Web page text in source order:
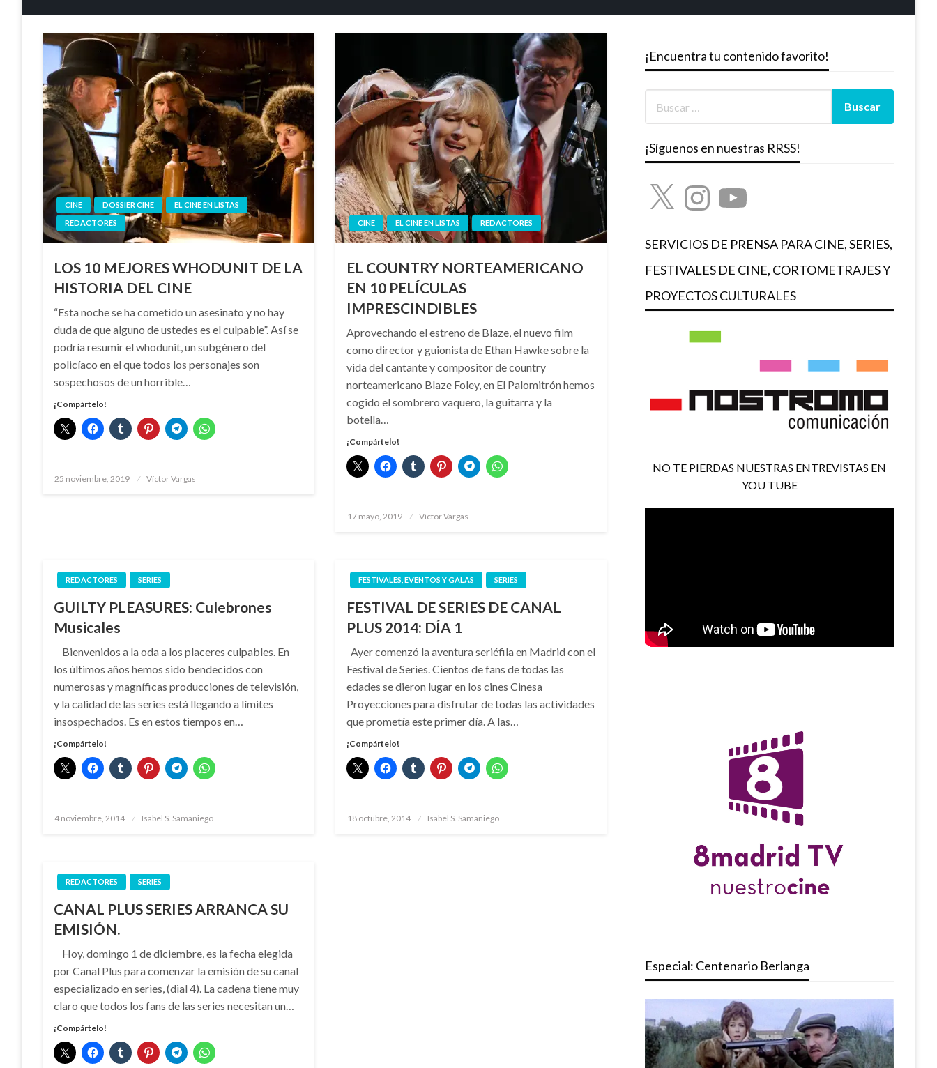
CINE DOSSIER CINE
EL CINE EN LISTAS
REDACTORES
LOS 10 MEJORES WHODUNIT DE LA
HISTORIA DEL CINE
“Esta noche se ha cometido un asesinato y no hay
duda de que alguno de ustedes es el culpable”. Así se
podría resumir el whodunit, un subgénero del
policíaco en el que todos los personajes son
sospechosos de un horrible…
¡Compártelo!
Publicado
25 noviembre, 2019 Víctor Vargas
CINE EL CINE EN LISTAS REDACTORES
EL COUNTRY NORTEAMERICANO
EN 10 PELÍCULAS
IMPRESCINDIBLES
Aprovechando el estreno de Blaze, el nuevo film
como director y guionista de Ethan Hawke sobre la
vida del cantante y compositor de country
norteamericano Blaze Foley, en El Palomitrón hemos
cogido el sombrero vaquero, la guitarra y la
botella…
¡Compártelo!
Publicado
17 mayo, 2019 Víctor Vargas
REDACTORES SERIES
GUILTY PLEASURES: Culebrones
Musicales
Bienvenidos a la oda a los placeres culpables. En
los últimos años hemos sido bendecidos con
numerosas y magníficas producciones de televisión,
y la calidad de las series está llegando a límites
insospechados. Es en estos tiempos en…
¡Compártelo!
Publicado
4 noviembre, 2014 Isabel S. Samaniego
FESTIVALES, EVENTOS Y GALAS SERIES
FESTIVAL DE SERIES DE CANAL
PLUS 2014: DÍA 1
Ayer comenzó la aventura seriéfila en Madrid con el
Festival de Series. Cientos de fans de todas las
edades se dieron lugar en los cines Cinesa
Proyecciones para disfrutar de todas las actividades
que prometía este primer día. A las…
¡Compártelo!
Publicado
18 octubre, 2014 Isabel S. Samaniego
REDACTORES SERIES
CANAL PLUS SERIES ARRANCA SU
EMISIÓN.
Hoy, domingo 1 de diciembre, es la fecha elegida
por Canal Plus para comenzar la emisión de su canal
especializado en series, (dial 4). La cadena tiene muy
claro que todos los fans de las series necesitan un…
¡Compártelo!
¡Encuentra tu contenido favorito!
¡Síguenos en nuestras RRSS!
X InstagramYouTube
SERVICIOS DE PRENSA PARA CINE, SERIES,
FESTIVALES DE CINE, CORTOMETRAJES Y
PROYECTOS CULTURALES
NO TE PIERDAS NUESTRAS ENTREVISTAS EN
YOU TUBE
Especial: Centenario Berlanga